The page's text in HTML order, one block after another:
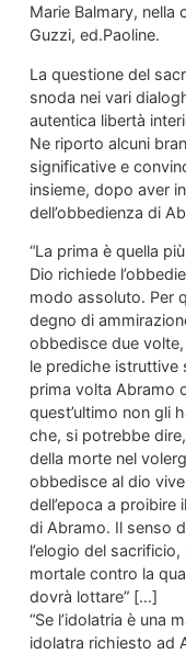
Marie Balmary, nella
Guzzi, ed.Paoline.
La questione del
snoda nei vari
autentica libertà
Ne riporto alcuni
significative e
insieme, dopo aver
dell’obbedienza di
“La prima è quella
Dio richiede
modo assoluto. Per
degno di
obbedisce due
le prediche
prima volta Abramo
quest’ultimo non gli
che, si potrebbe
della morte nel
obbedisce al dio
dell’epoca a proibire
di Abramo. Il senso
l’elogio del sacrificio,
mortale contro la
dovrà lottare” […]
“Se l’idolatria è una
idolatra richiesto ad